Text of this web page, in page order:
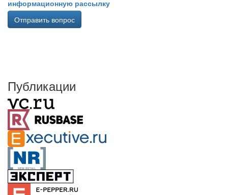
информационную рассылку
Отправить вопрос
Публикации